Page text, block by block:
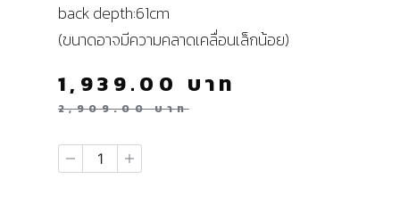
back depth:61cm
(ขนาดอาจมีความคลาดเคลื่อนเล็กน้อย)
2,909.00บาท
1,939.00 บาท